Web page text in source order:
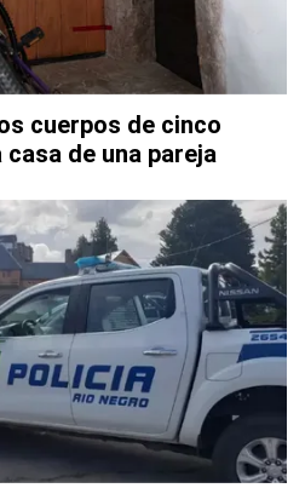
cuerpos de cinco
de una pareja